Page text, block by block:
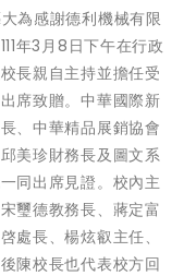
為感謝德利機械有限
年3月8日下午在行政
長親自主持並擔任受
席致贈。中華國際新
、中華精品展銷協會
美珍財務長及圖文系
同出席見證。校內主
璽德教務長、蔣定富
處長、楊炫叡主任、
陳校長也代表校方回